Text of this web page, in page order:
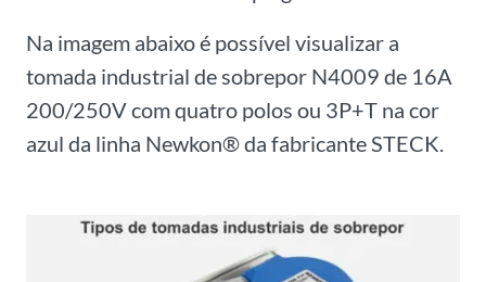
Na imagem abaixo é possível visualizar a
tomada industrial de sobrepor N4009 de 16A
200/250V com quatro polos ou 3P+T na cor
azul da linha Newkon® da fabricante STECK.